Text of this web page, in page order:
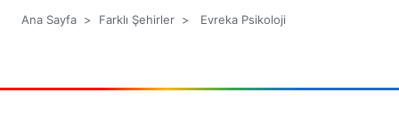
Ana Sayfa > Farklı Şehirler > Evreka Psikoloji